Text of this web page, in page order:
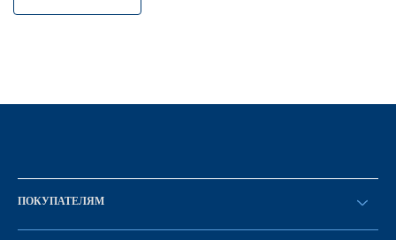
ПОКУПАТЕЛЯМ
Оформить заказ